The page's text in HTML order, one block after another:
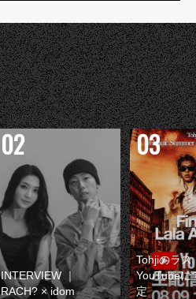
INTERVIEW ｜
RACH? × idom
Tohjiのラス
YouTubeに
定